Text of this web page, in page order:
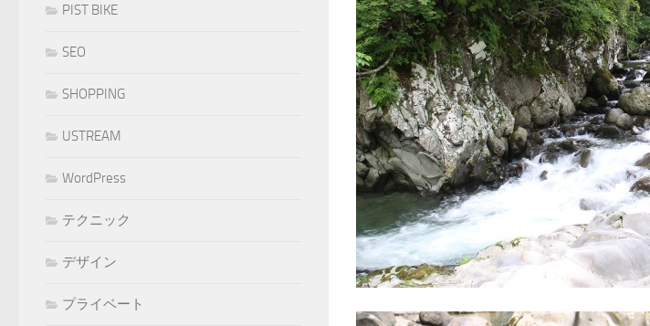
PIST BIKE
SEO
SHOPPING
USTREAM
WordPress
テクニック
デザイン
プライベート